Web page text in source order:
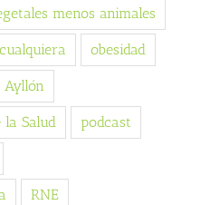
menos animales
obesidad
Ayllón
la Salud podcast
RNE